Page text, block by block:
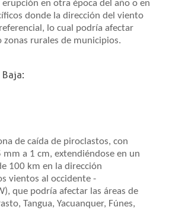
en otra época del año o en
donde la dirección del viento
lo cual podría afectar
zonas rurales de municipios.
de caída de piroclastos, con
a 1 cm, extendiéndose en un
100 km en la dirección
vientos al occidente -
que podría afectar las áreas de
Tangua, Yacuanquer, Fúnes,